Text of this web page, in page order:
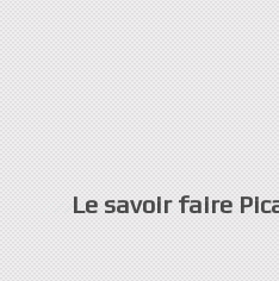
Le savoir faire